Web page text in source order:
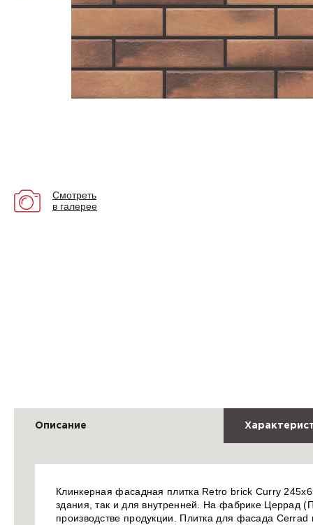
Смотреть
в галерее
Описание
Клинкерная фасадная плитка Retro brick Curry
здания, так и для внутренней. На фабрике Церрад
производстве продукции. Плитка для фасада